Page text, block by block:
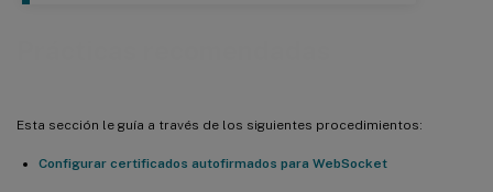
Esta sección le guía a través de los siguientes procedimientos:
Configurar certificados autofirmados para WebSocket